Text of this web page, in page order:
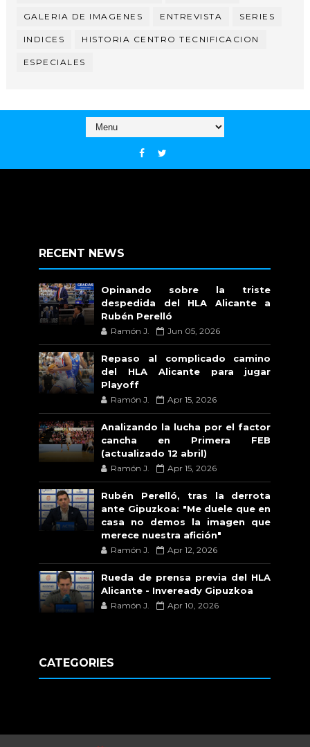
GALERIA DE IMAGENES ENTREVISTA SERIES
INDICES HISTORIA CENTRO TECNIFICACION
ESPECIALES
RECENT NEWS
Opinando sobre la triste
despedida del HLA Alicante a
Rubén Perelló
Ramón J. Jun 05, 2026
Repaso al complicado camino
del HLA Alicante para jugar
Playoff
Ramón J. Apr 15, 2026
Analizando la lucha por el factor
cancha en Primera FEB
(actualizado 12 abril)
Ramón J. Apr 15, 2026
Rubén Perelló, tras la derrota
ante Gipuzkoa: "Me duele que en
casa no demos la imagen que
merece nuestra afición"
Ramón J. Apr 12, 2026
Rueda de prensa previa del HLA
Alicante - Inveready Gipuzkoa
Ramón J. Apr 10, 2026
CATEGORIES